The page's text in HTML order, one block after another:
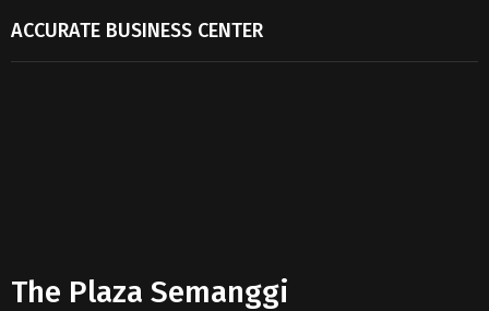
ACCURATE BUSINESS CENTER
The Plaza Semanggi